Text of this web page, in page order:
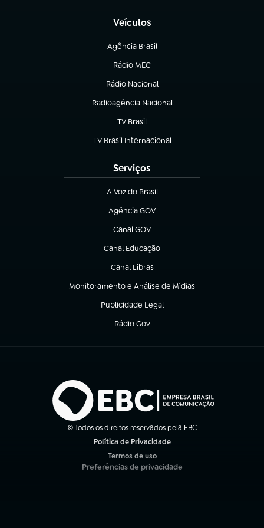
Veículos
Agência Brasil
(abre em nova aba)
Rádio MEC
(abre em nova aba)
Rádio Nacional
Radioagência Nacional
(abre em nova aba)
TV Brasil
(abre em nova aba)
TV Brasil Internacional
(abre em nova aba)
Serviços
A Voz do Brasil
(abre em nova aba)
Agência GOV
(abre em nova aba)
Canal GOV
(abre em nova aba)
Canal Educação
(abre em nova aba)
Canal Libras
(abre em nova aba)
Monitoramento e Análise de Mídias
(abre em nova aba)
Publicidade Legal
(abre em nova aba)
Rádio Gov
(abre em nova aba)
© Todos os direitos reservados pela EBC
Política de Privacidade
Termos de uso
(abre em nova aba)
Preferências de privacidade